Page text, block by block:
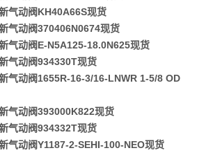
气动阀KH40A66S现货
气动阀370406N0674现货
气动阀E-N5A125-18.0N625现货
气动阀934330T现货
气动阀1655R-16-3/16-LNWR 1-5/8 OD
气动阀393000K822现货
气动阀934332T现货
气动阀Y1187-2-SEHI-100-NEO现货